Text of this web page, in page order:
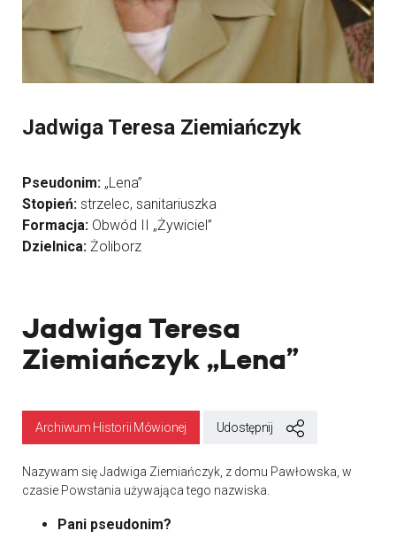
Jadwiga Teresa
Ziemiańczyk „Lena”
Archiwum Historii Mówionej Udostępnij
Nazywam się Jadwiga Ziemiańczyk, z domu Pawłowska, w
czasie Powstania używająca tego nazwiska.
Pani pseudonim?
Jadwiga Teresa Ziemiańczyk
Pseudonim: „Lena”
Stopień: strzelec, sanitariuszka
Formacja: Obwód II „Żywiciel”
Dzielnica: Żoliborz